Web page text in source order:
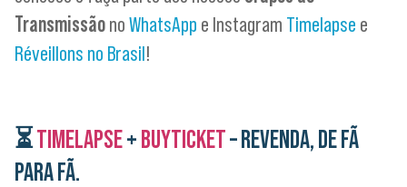
TransmissãonoWhatsApp e Instagram Timelapse e
Réveillons no Brasil!
⏳TIMELAPSE+BUYTICKET– REVENDA, DE FÃ
PARA FÃ.